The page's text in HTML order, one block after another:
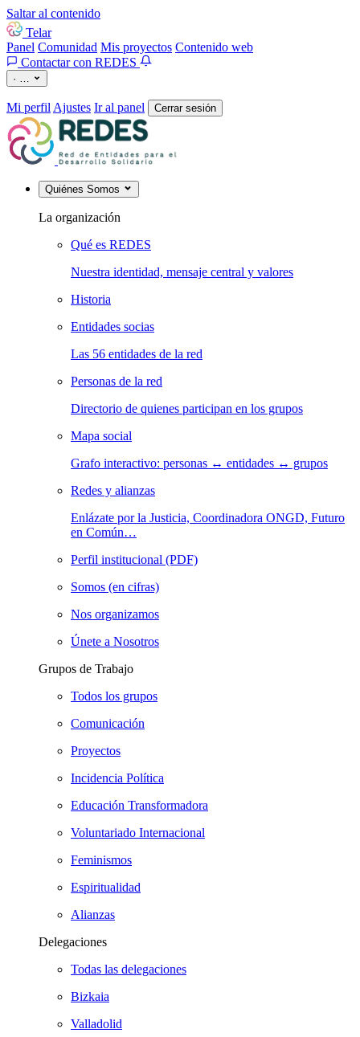
Saltar al contenido
Telar
Panel Comunidad Mis proyectos Contenido web
Contactar con REDES
· …
Mi perfil Ajustes Ir al panel Cerrar sesión
Quiénes Somos
La organización
Qué es REDES
Nuestra identidad, mensaje central y valores
Historia
Entidades socias
Las 56 entidades de la red
Personas de la red
Directorio de quienes participan en los grupos
Mapa social
Grafo interactivo: personas ↔ entidades ↔ grupos
Redes y alianzas
Enlázate por la Justicia, Coordinadora ONGD, Futuro
en Común…
Perfil institucional (PDF)
Somos (en cifras)
Nos organizamos
Únete a Nosotros
Grupos de Trabajo
Todos los grupos
Comunicación
Proyectos
Incidencia Política
Educación Transformadora
Voluntariado Internacional
Feminismos
Espiritualidad
Alianzas
Delegaciones
Todas las delegaciones
Bizkaia
Valladolid